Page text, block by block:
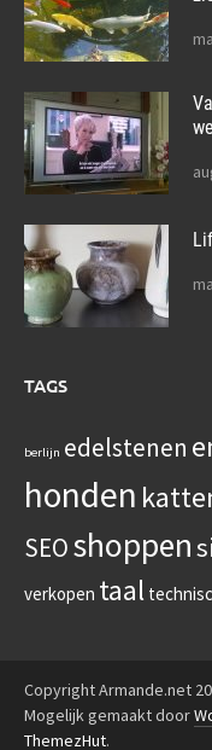
TAGS
berlijn edelstenen
honden
SEOshoppen
verkopen taal
Copyright Armande.net
Mogelijk gemaakt door
ThemezHut.